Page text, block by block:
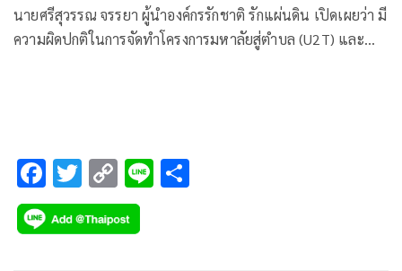
นายศรีสุวรรณ จรรยา ผู้นำองค์กรรักชาติ รักแผ่นดิน เปิดเผยว่า มี
ความผิดปกติในการจัดทำโครงการมหาลัยสู่ตำบล (U2T) และ
F
ac
e
T
wi
tt
C
o
p
Li